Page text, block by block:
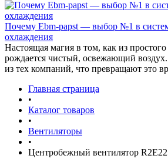
Почему Ebm-papst — выбор №1 в
охлаждения
Настоящая магия в том, как из
рождается чистый, освежающий
из тех компаний, что превращают это
Главная страница
•
Каталог товаров
•
Вентиляторы
•
Центробежный вентилятор